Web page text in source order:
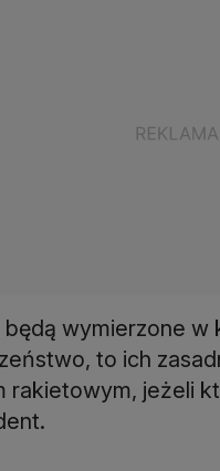
wymierzone
to ich
jeżeli